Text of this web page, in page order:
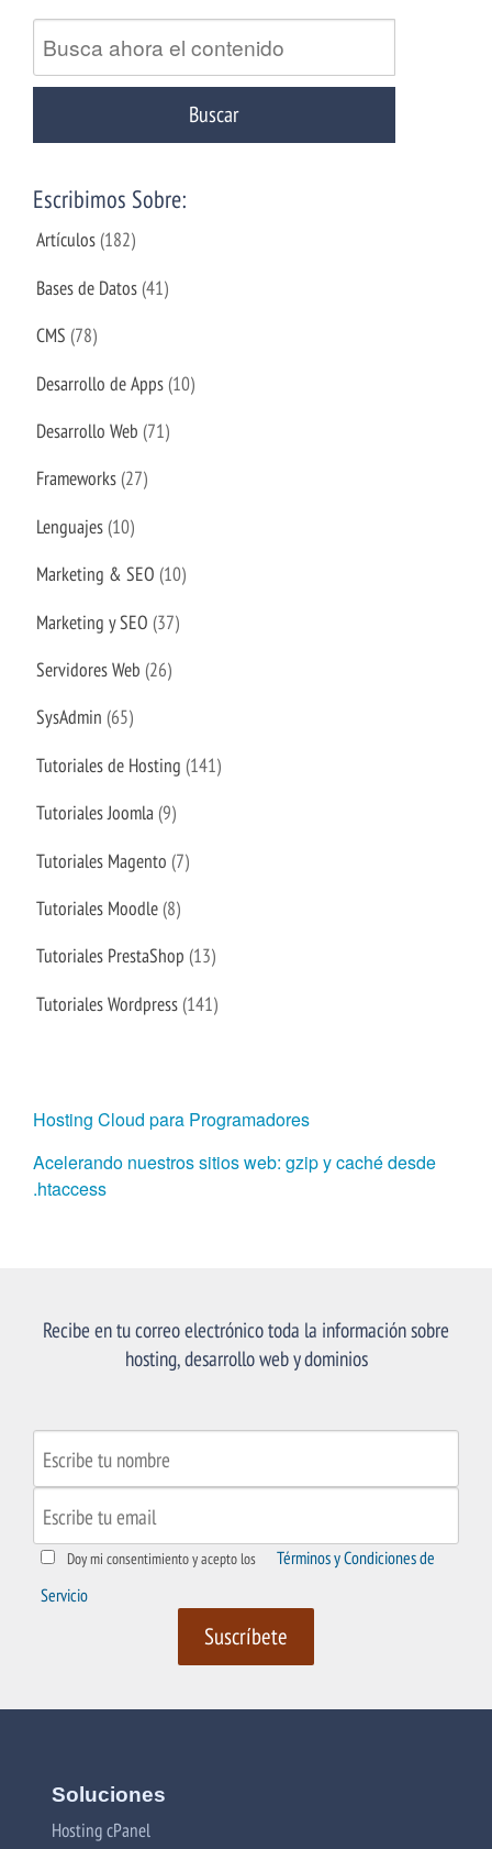
Escribimos Sobre:
Artículos (182)
Bases de Datos (41)
CMS (78)
Desarrollo de Apps (10)
Desarrollo Web (71)
Frameworks (27)
Lenguajes (10)
Marketing & SEO (10)
Marketing y SEO (37)
Servidores Web (26)
SysAdmin (65)
Tutoriales de Hosting (141)
Tutoriales Joomla (9)
Tutoriales Magento (7)
Tutoriales Moodle (8)
Tutoriales PrestaShop (13)
Tutoriales Wordpress (141)
Hosting Cloud para Programadores
Acelerando nuestros sitios web: gzip y caché desde
.htaccess
Recibe en tu correo electrónico toda la información sobre
hosting, desarrollo web y dominios
Doy mi consentimiento y acepto los
Términos y Condiciones de
Servicio
Soluciones
Hosting cPanel